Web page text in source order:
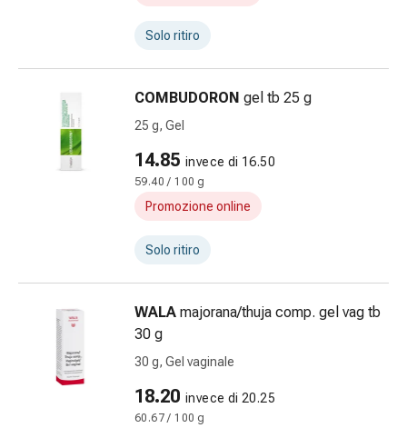
Medicazioni
Unguenti
disinfezione
delle
ferite
Medicazioni
Suture
adesive
colla
tissutale
Unguento
vescicante
Tamponi
Solo ritiro
COMBUDORON gel tb 25 g
25 g, Gel
14.85 invece di 16.50
59.40 / 100 g
Promozione online
Solo ritiro
WALA majorana/thuja comp. gel vag tb
30 g
30 g, Gel vaginale
18.20 invece di 20.25
60.67 / 100 g